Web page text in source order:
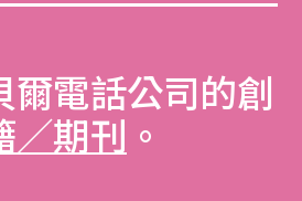
爾電話公司的創
／期刊 。